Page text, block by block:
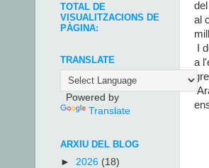
al
I
a
TOTAL DE
VISUALITZACIONS DE
PÀGINA:
TRANSLATE
Powered by
Translate
ARXIU DEL BLOG
► 2026 (18)